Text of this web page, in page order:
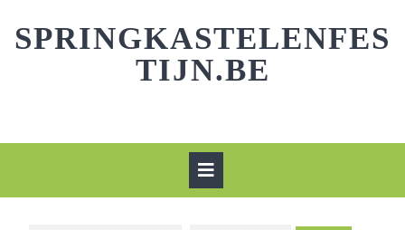
SPRINGKASTELENFES
TIJN.BE